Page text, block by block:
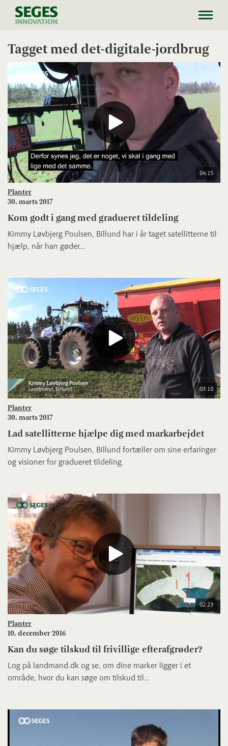
Tagget med det-digitale-jordbrug
04:15
Planter
30. marts 2017
Kom godt i gang med gradueret tildeling
Kimmy Løvbjerg Poulsen, Billund har i år taget satellitterne til
hjælp, når han gøder...
03:10
Planter
30. marts 2017
Lad satellitterne hjælpe dig med markarbejdet
Kimmy Løvbjerg Poulsen, Billund fortæller om sine erfaringer
og visioner for gradueret tildeling.
02:23
Planter
10. december 2016
Kan du søge tilskud til frivillige efterafgrøder?
Log på landmand.dk og se, om dine marker ligger i et
område, hvor du kan søge om tilskud til...